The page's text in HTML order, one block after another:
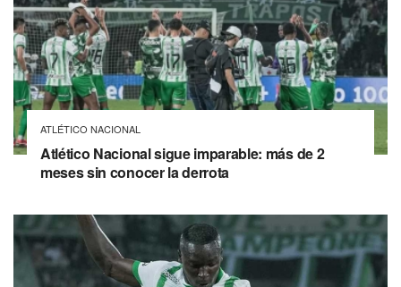
ATLÉTICO NACIONAL
Atlético Nacional sigue imparable: más de 2
meses sin conocer la derrota